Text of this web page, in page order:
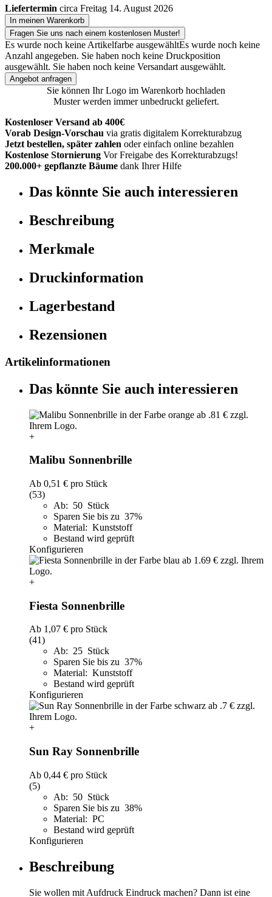
Liefertermin circa Freitag 14. August 2026
In meinen Warenkorb
Fragen Sie uns nach einem kostenlosen Muster!
Es wurde noch keine Artikelfarbe ausgewähltEs wurde noch keine
Anzahl angegeben. Sie haben noch keine Druckposition
ausgewählt. Sie haben noch keine Versandart ausgewählt.
Angebot anfragen
Sie können Ihr Logo im Warenkorb hochladen
Muster werden immer unbedruckt geliefert.
Kostenloser Versand ab 400€
Vorab Design-Vorschau via gratis digitalem Korrekturabzug
Jetzt bestellen, später zahlen oder einfach online bezahlen
Kostenlose Stornierung Vor Freigabe des Korrekturabzugs!
200.000+ gepflanzte Bäume dank Ihrer Hilfe
Das könnte Sie auch interessieren
Beschreibung
Merkmale
Druckinformation
Lagerbestand
Rezensionen
Artikelinformationen
Das könnte Sie auch interessieren
+
Malibu Sonnenbrille
Ab 0,51 € pro Stück
(53)
Ab: 50 Stück
Sparen Sie bis zu 37%
Material: Kunststoff
Bestand wird geprüft
Konfigurieren
+
Fiesta Sonnenbrille
Ab 1,07 € pro Stück
(41)
Ab: 25 Stück
Sparen Sie bis zu 37%
Material: Kunststoff
Bestand wird geprüft
Konfigurieren
+
Sun Ray Sonnenbrille
Ab 0,44 € pro Stück
(5)
Ab: 50 Stück
Sparen Sie bis zu 38%
Material: PC
Bestand wird geprüft
Konfigurieren
Beschreibung
Sie wollen mit Aufdruck Eindruck machen? Dann ist eine